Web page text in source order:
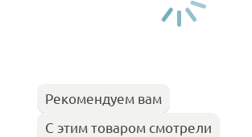
Рекомендуем вам
С этим товаром смотрели